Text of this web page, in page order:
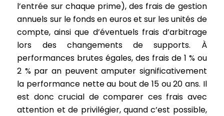
l’entrée sur chaque prime), des frais de gestion
annuels sur le fonds en euros et sur les unités de
compte, ainsi que d’éventuels frais d’arbitrage
lors des changements de supports. À
performances brutes égales, des frais de 1 % ou
2 % par an peuvent amputer significativement
la performance nette au bout de 15 ou 20 ans. Il
est donc crucial de comparer ces frais avec
attention et de privilégier, quand c’est possible,